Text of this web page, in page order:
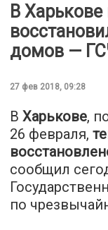
В
домов —
27 фев 2018, 09:28
В Харькове,
26 февраля,
сообщил
по